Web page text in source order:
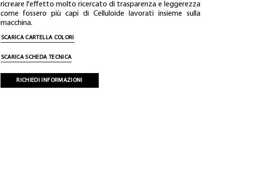
ricreare l'effetto molto ricercato di trasparenza e leggerezza
come fossero più capi di Celluloide lavorati insieme sulla
macchina.
SCARICA CARTELLA COLORI
SCARICA SCHEDA TECNICA
RICHIEDI INFORMAZIONI